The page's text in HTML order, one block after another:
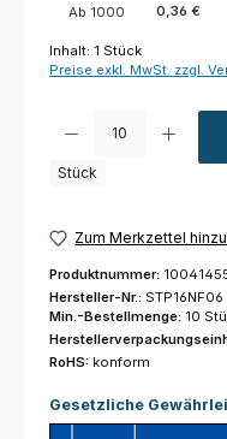
Ab 1000 0,36 €
Inhalt: 1 Stück
Preise exkl. MwSt. zzgl.
Produkt Anzahl: Gib den
Stück
Zum Merkzettel
Produktnummer:
Hersteller-Nr.: STP16NF06
Min.-Bestellmenge: 10
RoHS: konform
Gesetzliche